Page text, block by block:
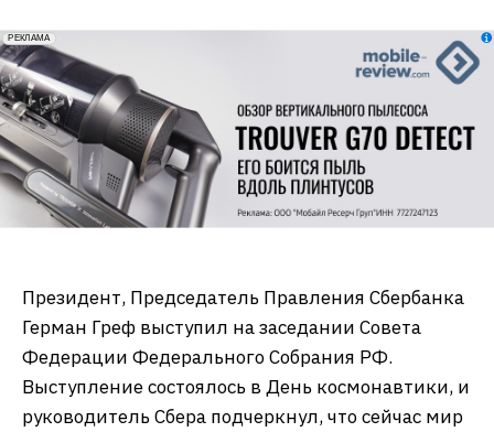
erid: 2VfnxxmNzs5
РЕКЛАМА
Президент, Председатель Правления Сбербанка
Герман Греф выступил на заседании Совета
Федерации Федерального Собрания РФ.
Выступление состоялось в День космонавтики, и
руководитель Сбера подчеркнул, что сейчас мир